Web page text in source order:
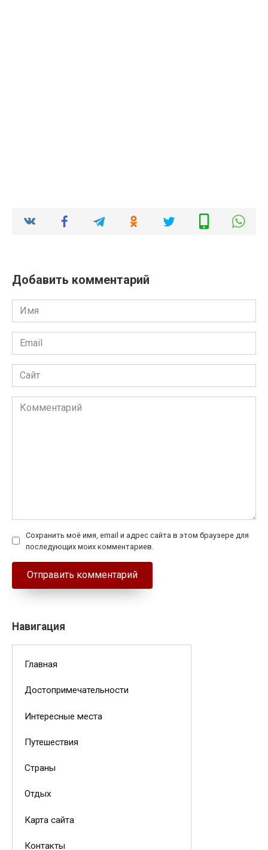
Добавить комментарий
Имя
*
Email
*
Сайт
Комментарий
Сохранить моё имя, email и адрес сайта в этом браузере для
последующих моих комментариев.
Навигация
Главная
Достопримечательности
Интересные места
Путешествия
Страны
Отдых
Карта сайта
Контакты